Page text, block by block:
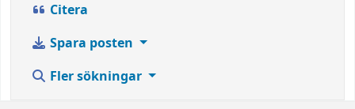
Citera
Spara posten
Fler sökningar